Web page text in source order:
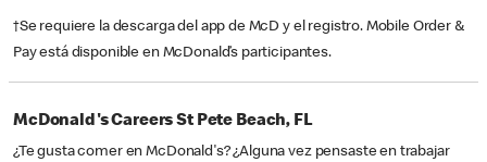
†Se requiere la descarga del app de McD y el registro. Mobile Order &
Pay está disponible en McDonald’s participantes.
McDonald's Careers St Pete Beach, FL
¿Te gusta comer en McDonald's? ¿Alguna vez pensaste en trabajar